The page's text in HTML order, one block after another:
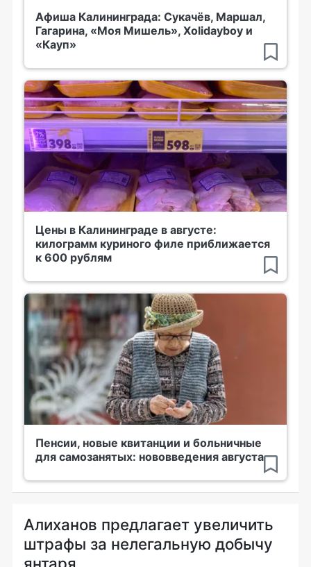
Афиша Калининграда: Сукачёв, Маршал,
Гагарина, «Моя Мишель», Xolidayboy и
«Кауп»
Цены в Калининграде в августе:
килограмм куриного филе приближается
к 600 рублям
Пенсии, новые квитанции и больничные
для самозанятых: нововведения августа
Алиханов предлагает увеличить
штрафы за нелегальную добычу
янтаря